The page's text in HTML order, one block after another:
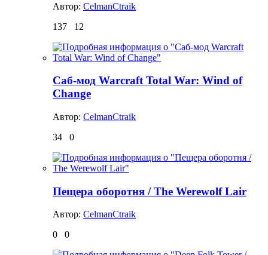
Автор: CelmanCtraik
137
12
Саб-мод Warcraft Total War: Wind of
Change
Автор: CelmanCtraik
34
0
Пещера оборотня / The Werewolf Lair
Автор: CelmanCtraik
0
0